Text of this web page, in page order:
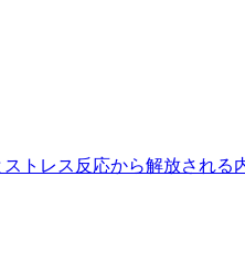
トレス反応から解放される